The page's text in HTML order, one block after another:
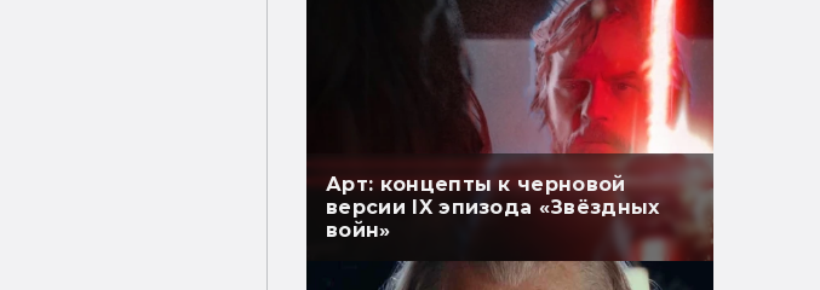
Арт: концепты к черновой
версии IX эпизода «Звёздных
войн»